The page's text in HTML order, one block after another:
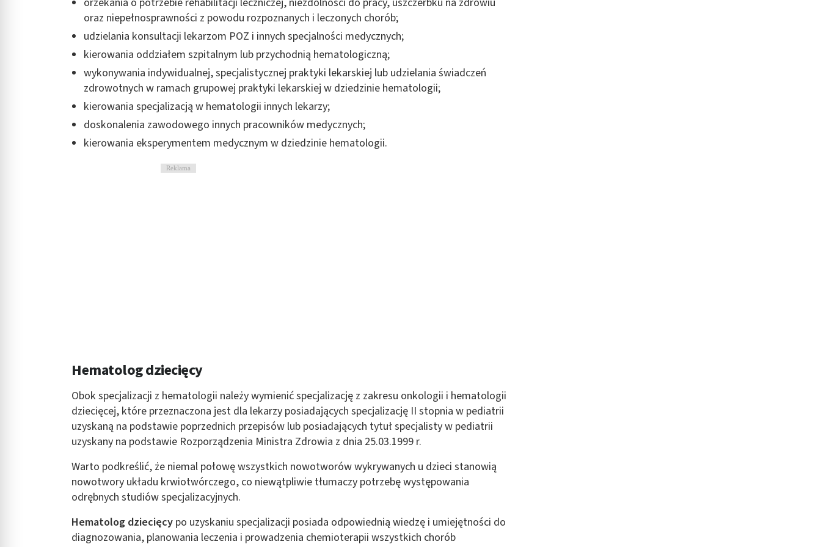
oraz niepełnosprawności z powodu rozpoznanych i leczonych chorób;
udzielania konsultacji lekarzom POZ i innych specjalności medycznych;
kierowania oddziałem szpitalnym lub przychodnią hematologiczną;
wykonywania indywidualnej, specjalistycznej praktyki lekarskiej lub udzielania świadczeń
zdrowotnych w ramach grupowej praktyki lekarskiej w dziedzinie hematologii;
kierowania specjalizacją w hematologii innych lekarzy;
doskonalenia zawodowego innych pracowników medycznych;
kierowania eksperymentem medycznym w dziedzinie hematologii.
Reklama
Hematolog dziecięcy
Obok specjalizacji z hematologii należy wymienić specjalizację z zakresu onkologii i hematologii
dziecięcej, które przeznaczona jest dla lekarzy posiadających specjalizację II stopnia w pediatrii
uzyskaną na podstawie poprzednich przepisów lub posiadających tytuł specjalisty w pediatrii
uzyskany na podstawie Rozporządzenia Ministra Zdrowia z dnia 25.03.1999 r.
Warto podkreślić, że niemal połowę wszystkich nowotworów wykrywanych u dzieci stanowią
nowotwory układu krwiotwórczego, co niewątpliwie tłumaczy potrzebę występowania
odrębnych studiów specjalizacyjnych.
Hematolog dziecięcy po uzyskaniu specjalizacji posiada odpowiednią wiedzę i umiejętności do
diagnozowania, planowania leczenia i prowadzenia chemioterapii wszystkich chorób
Rozumienie odbiorców dzięki statystyce lub kombinacji danych z różnych źródeł
Rozwój i ulepszanie usług
Wykorzystywanie ograniczonych danych do wyboru treści
Użycie dokładnych danych geolokalizacyjnych
Identyfikowanie urządzeń na podstawie aktywnie żądanych informacji
Cele przetwarzania inne niż IAB: